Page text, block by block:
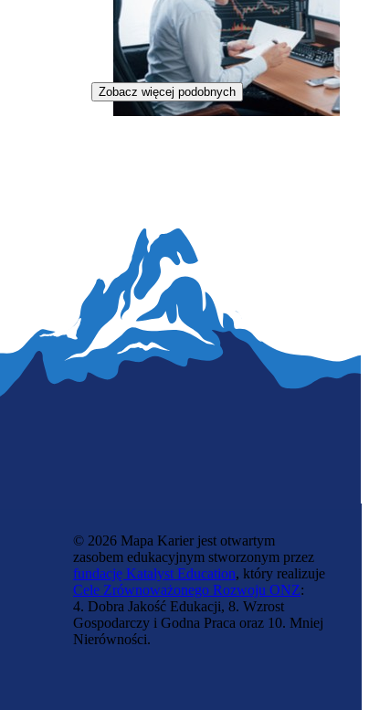
Zobacz więcej podobnych
© 2026 Mapa Karier jest otwartym
zasobem edukacyjnym stworzonym przez
fundację Katalyst Education, który realizuje
Cele Zrównoważonego Rozwoju ONZ:
4. Dobra Jakość Edukacji, 8. Wzrost
Gospodarczy i Godna Praca oraz 10. Mniej
Nierówności.